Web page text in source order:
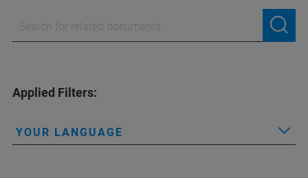
Applied Filters:
YOUR LANGUAGE